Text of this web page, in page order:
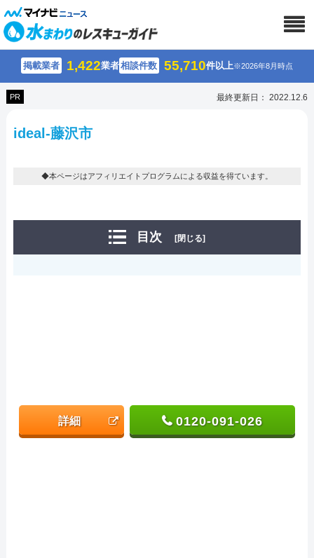
掲載業者 1,422業者相談件数 55,710件以上※2026年8月時点
PR 最終更新日： 2022.12.6
ideal-藤沢市
◆本ページはアフィリエイトプログラムによる収益を得ています。
目次 [閉じる]
詳細 0120-091-026